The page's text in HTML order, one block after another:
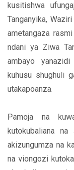
kusitishwa
Tanganyika,
ametangaza
ndani ya Ziwa
ambayo
kuhusu shughuli
utakapoanza.
Pamoja na
kutokubaliana
akizungumza na
na viongozi